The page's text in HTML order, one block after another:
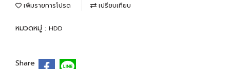
เพิ่มรายการโปรด เปรียบเทียบ
หมวดหมู่ : HDD
Share